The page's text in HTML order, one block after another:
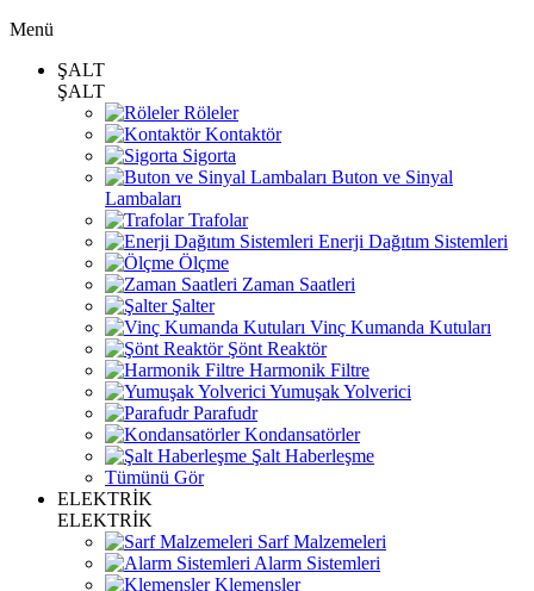
Menü
ŞALT
ŞALT
Röleler
Kontaktör
Sigorta
Buton ve Sinyal
Lambaları
Trafolar
Enerji Dağıtım Sistemleri
Ölçme
Zaman Saatleri
Şalter
Vinç Kumanda Kutuları
Şönt Reaktör
Harmonik Filtre
Yumuşak Yolverici
Parafudr
Kondansatörler
Şalt Haberleşme
Tümünü Gör
ELEKTRİK
ELEKTRİK
Sarf Malzemeleri
Alarm Sistemleri
Klemensler